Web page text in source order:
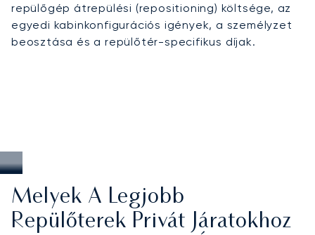
repülőgép átrepülési (repositioning) költsége, az
egyedi kabinkonfigurációs igények, a személyzet
beosztása és a repülőtér-specifikus díjak.
Melyek A Legjobb
Repülőterek Privát Járatokhoz